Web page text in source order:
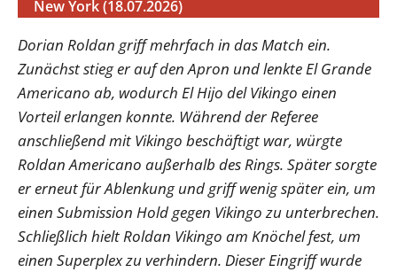
New York (18.07.2026)
Dorian Roldan griff mehrfach in das Match ein.
Zunächst stieg er auf den Apron und lenkte El Grande
Americano ab, wodurch El Hijo del Vikingo einen
Vorteil erlangen konnte. Während der Referee
anschließend mit Vikingo beschäftigt war, würgte
Roldan Americano außerhalb des Rings. Später sorgte
er erneut für Ablenkung und griff wenig später ein, um
einen Submission Hold gegen Vikingo zu unterbrechen.
Schließlich hielt Roldan Vikingo am Knöchel fest, um
einen Superplex zu verhindern. Dieser Eingriff wurde